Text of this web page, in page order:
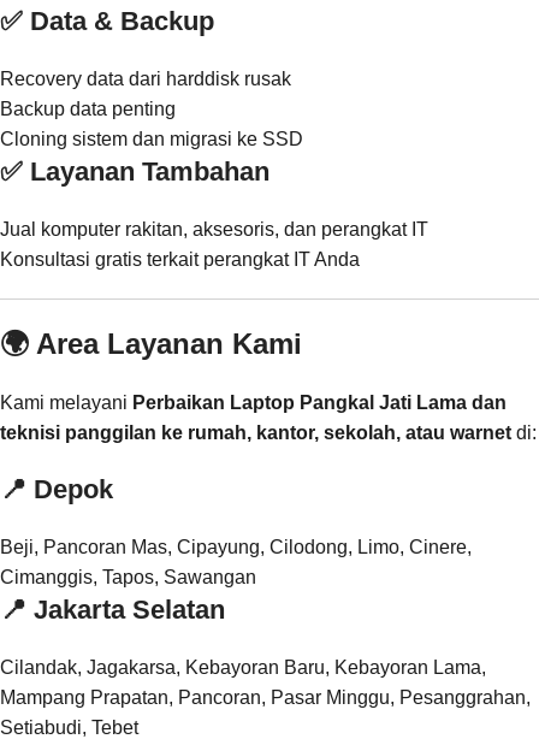
✅ Data & Backup
Recovery data dari harddisk rusak
Backup data penting
Cloning sistem dan migrasi ke SSD
✅ Layanan Tambahan
Jual komputer rakitan, aksesoris, dan perangkat IT
Konsultasi gratis terkait perangkat IT Anda
🌍 Area Layanan Kami
Kami melayani Perbaikan Laptop Pangkal Jati Lama dan
teknisi panggilan ke rumah, kantor, sekolah, atau warnet di:
📍 Depok
Beji, Pancoran Mas, Cipayung, Cilodong, Limo, Cinere,
Cimanggis, Tapos, Sawangan
📍 Jakarta Selatan
Cilandak, Jagakarsa, Kebayoran Baru, Kebayoran Lama,
Mampang Prapatan, Pancoran, Pasar Minggu, Pesanggrahan,
Setiabudi, Tebet